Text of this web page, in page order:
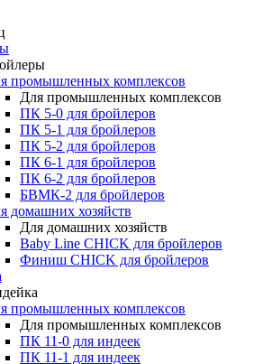
промышленных комплексов
Для промышленных комплексов
ПК 5-0 для бройлеров
ПК 5-1 для бройлеров
ПК 5-2 для бройлеров
ПК 6-1 для бройлеров
ПК 6-2 для бройлеров
БВМК-2 для бройлеров
домашних хозяйств
Для домашних хозяйств
Baby Line CHICK для бройлеров
Финиш CHICK для бройлеров
промышленных комплексов
Для промышленных комплексов
ПК 11-0 для индеек
ПК 11-1 для индеек